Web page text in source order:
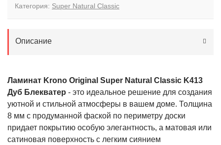
Категория: Super Natural Classic
Описание
Ламинат Krono Original Super Natural Classic K413
Дуб Блекватер - это идеальное решение для создания
уютной и стильной атмосферы в вашем доме. Толщина
8 мм с продуманной фаской по периметру доски
придает покрытию особую элегантность, а матовая или
сатиновая поверхность с легким сиянием